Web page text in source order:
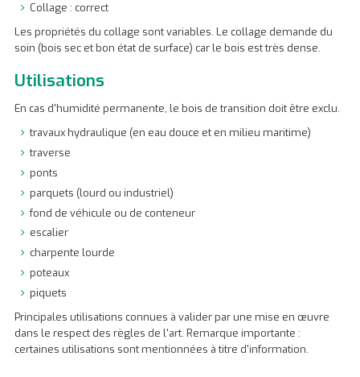
Collage : correct
Les propriétés du collage sont variables. Le collage demande du
soin (bois sec et bon état de surface) car le bois est très dense.
Utilisations
En cas d'humidité permanente, le bois de transition doit être exclu.
travaux hydraulique (en eau douce et en milieu maritime)
traverse
ponts
parquets (lourd ou industriel)
fond de véhicule ou de conteneur
escalier
charpente lourde
poteaux
piquets
Principales utilisations connues à valider par une mise en œuvre
dans le respect des règles de l'art. Remarque importante :
certaines utilisations sont mentionnées à titre d'information.